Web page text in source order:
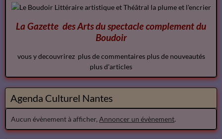
La Gazette des Arts du spectaclecomplementdu
Boudoir
vous y decouvrirez plus de commentaires plus de nouveautés
plus d'articles
Agenda Culturel Nantes
Aucun évènement à afficher, Annoncer un évènement.